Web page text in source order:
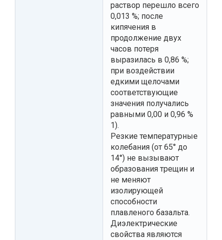
раствор перешло всего
0,013 %; после
кипячения в
продолжение двух
часов потеря
выразилась в 0,86 %;
при воздействии
едкими щелочами
соответствующие
значения получались
равными 0,00 и 0,96 %
1).
Резкие температурные
колебания (от 65° до
14°) не вызывают
образования трещин и
не меняют
изолирующей
способности
плавленого базальта.
Диэлектрические
свойства являются